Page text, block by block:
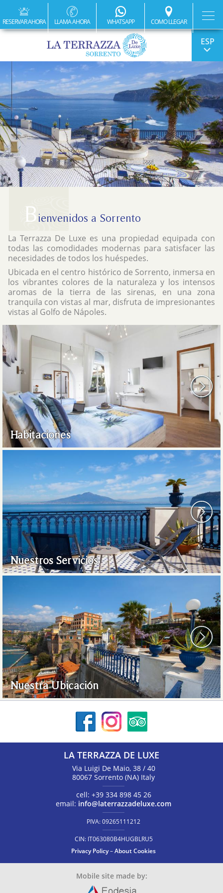
ITA
ENG
FRA
DEU
Bienvenidos a Sorrento
La Terrazza De Luxe es una propiedad equipada con
todas las comodidades modernas para satisfacer las
necesidades de todos los huéspedes.
Ubicada en el centro histórico de Sorrento, inmersa en
los vibrantes colores de la naturaleza y los intensos
aromas de la tierra de las sirenas, en una zona
tranquila con vistas al mar, disfruta de impresionantes
vistas al Golfo de Nápoles.
Habitaciones
Nuestros Servicios
Nuestra Ubicación
LA TERRAZZA DE LUXE
Via Luigi De Maio, 38 / 40
80067 Sorrento (NA) Italy
cell: +39 334 898 45 26
email: info@laterrazzadeluxe.com
PIVA:09265111212
CIN: IT063080B4HUGBLRU5
Privacy Policy–About Cookies
Mobile site made by:
RESERVAR AHORA LLAMA AHORA WHATSAPP COMO LLEGAR